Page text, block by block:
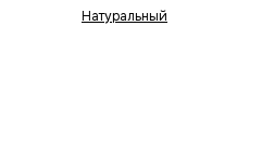
Натуральный